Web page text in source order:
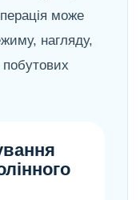
може
нагляду,